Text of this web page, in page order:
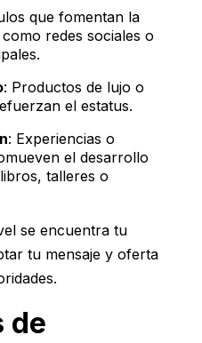
que fomentan la
redes sociales o
: Productos de lujo o
el estatus.
: Experiencias o
el desarrollo
talleres o
se encuentra tu
tu mensaje y oferta
de